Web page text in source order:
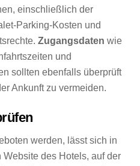
einschließlich der
Parking-Kosten und
Zugangsdaten wie
und
sollten ebenfalls überprüft
Ankunft zu vermeiden.
werden, lässt sich in
des Hotels, auf der